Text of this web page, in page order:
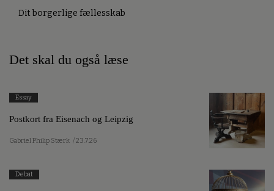
Dit borgerlige fællesskab
Det skal du også læse
Essay
Postkort fra Eisenach og Leipzig
Gabriel Philip Stærk / 23.7.26
Debat